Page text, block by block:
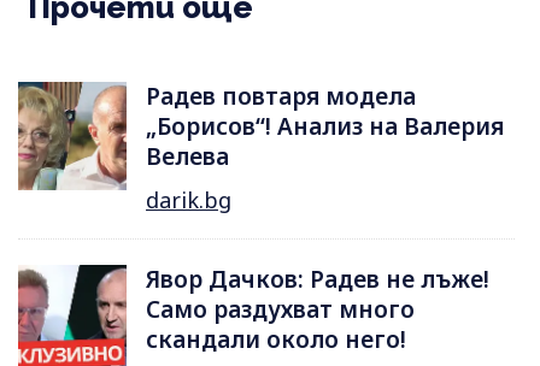
Радев повтаря модела
„Борисов“! Анализ на Валерия
Велева
darik.bg
Явор Дачков: Радев не лъже!
Само раздухват много
скандали около него!